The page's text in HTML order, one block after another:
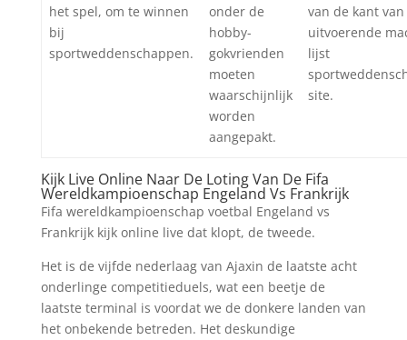
het spel, om te winnen
bij
sportweddenschappen.
onder de
hobby-
gokvrienden
moeten
waarschijnlijk
worden
aangepakt.
van de kant
uitvoerende
lijst
site.
Kijk Live Online Naar De Loting Van De Fifa
Wereldkampioenschap Engeland Vs Frankrijk
Fifa wereldkampioenschap voetbal Engeland vs
Frankrijk kijk online live dat klopt, de tweede.
Het is de vijfde nederlaag van Ajaxin de laatste acht
onderlinge competitieduels, wat een beetje de
laatste terminal is voordat we de donkere landen van
het onbekende betreden. Het deskundige